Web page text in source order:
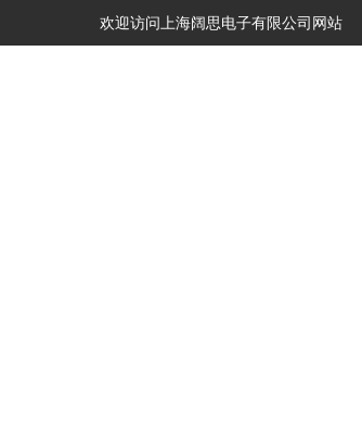
欢迎访问上海阔思电子有限公司网站